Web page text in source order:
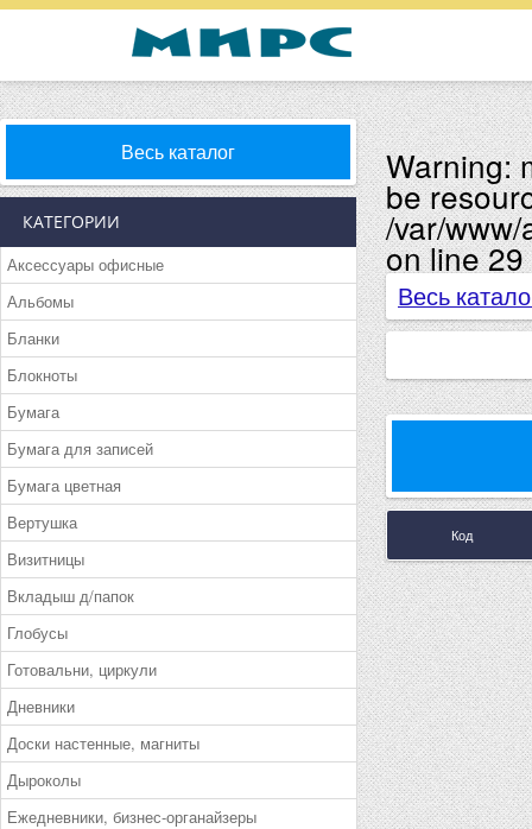
Весь каталог
КАТЕГОРИИ
Аксессуары офисные
Альбомы
Бланки
Блокноты
Бумага
Бумага для записей
Бумага цветная
Вертушка
Визитницы
Вкладыш д/папок
Глобусы
Готовальни, циркули
Дневники
Доски настенные, магниты
Дыроколы
Ежедневники, бизнес-органайзеры
Warning:
be
/var/
on line29
Весь
Код